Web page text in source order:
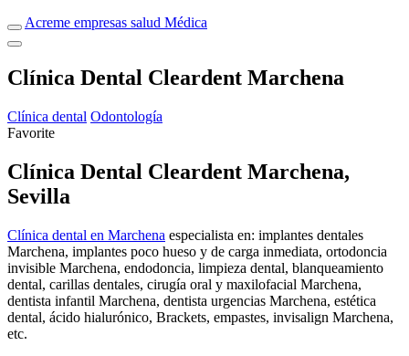
Acreme empresas salud Médica
Clínica Dental Cleardent Marchena
Clínica dental Odontología
Favorite
Clínica Dental Cleardent Marchena,
Sevilla
Clínica dental en Marchena especialista en: implantes dentales
Marchena, implantes poco hueso y de carga inmediata, ortodoncia
invisible Marchena, endodoncia, limpieza dental, blanqueamiento
dental, carillas dentales, cirugía oral y maxilofacial Marchena,
dentista infantil Marchena, dentista urgencias Marchena, estética
dental, ácido hialurónico, Brackets, empastes, invisalign Marchena,
etc.